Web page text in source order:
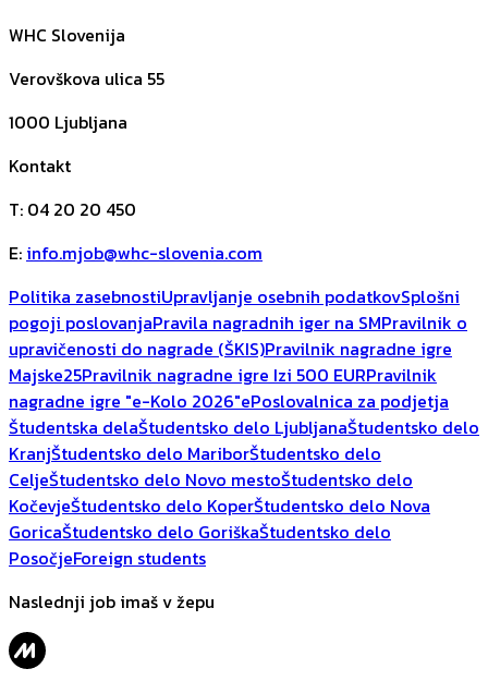
WHC Slovenija
Verovškova ulica 55
1000 Ljubljana
Kontakt
T: 04 20 20 450
E: info.mjob@whc-slovenia.com
Politika zasebnostiUpravljanje osebnih podatkovSplošni
pogoji poslovanjaPravila nagradnih iger na SMPravilnik o
upravičenosti do nagrade (ŠKIS)Pravilnik nagradne igre
Majske25Pravilnik nagradne igre Izi 500 EURPravilnik
nagradne igre "e-Kolo 2026"ePoslovalnica za podjetja
Študentska delaŠtudentsko delo LjubljanaŠtudentsko delo
KranjŠtudentsko delo MariborŠtudentsko delo
CeljeŠtudentsko delo Novo mestoŠtudentsko delo
KočevjeŠtudentsko delo KoperŠtudentsko delo Nova
GoricaŠtudentsko delo GoriškaŠtudentsko delo
PosočjeForeign students
Naslednji job imaš v žepu